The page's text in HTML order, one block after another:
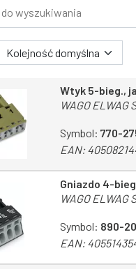
Wtyk 5-bieg.,
WAGO ELWAG
Symbol: 770-
EAN:
Gniazdo 4-
WAGO ELWAG
Symbol: 890-
EAN: